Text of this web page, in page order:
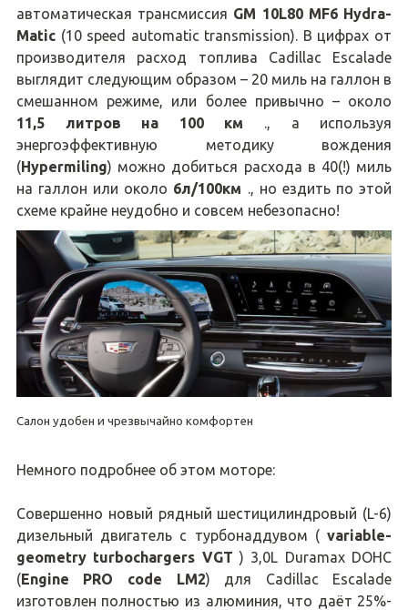
автоматическая трансмиссия GM 10L80 MF6 Hydra-
Matic(10 speed automatic transmission). В цифрах от
производителя расход топлива Cadillac Escalade
выглядит следующим образом – 20 миль на галлон в
смешанном режиме, или более привычно – около
11,5 литров на 100 км ., а используя
энергоэффективную методику вождения
(Hypermiling) можно добиться расхода в 40(!) миль
на галлон или около 6л/100км ., но ездить по этой
схеме крайне неудобно и совсем небезопасно!
Салон удобен и чрезвычайно комфортен
Немного подробнее об этом моторе:
Совершенно новый рядный шестицилиндровый (L-6)
дизельный двигатель с турбонаддувом (variable-
geometry turbochargers VGT ) 3,0L Duramax DOHC
(Engine PRO code LM2) для Cadillac Escalade
изготовлен полностью из алюминия, что даёт 25%-